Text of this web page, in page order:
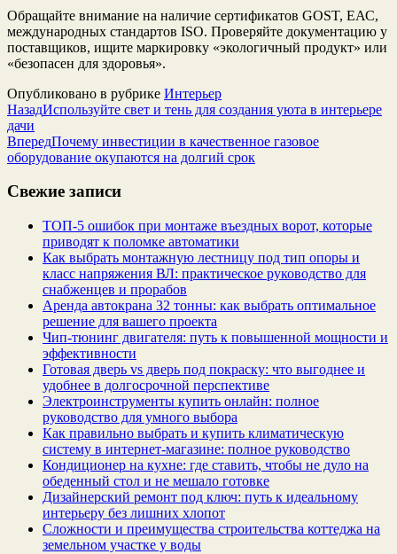
Обращайте внимание на наличие сертификатов GOST, ЕАС,
международных стандартов ISO. Проверяйте документацию у
поставщиков, ищите маркировку «экологичный продукт» или
«безопасен для здоровья».
Опубликовано в рубрике Интерьер
НазадИспользуйте свет и тень для создания уюта в интерьере
дачи
ВпередПочему инвестиции в качественное газовое
оборудование окупаются на долгий срок
Свежие записи
ТОП-5 ошибок при монтаже въездных ворот, которые
приводят к поломке автоматики
Как выбрать монтажную лестницу под тип опоры и
класс напряжения ВЛ: практическое руководство для
снабженцев и прорабов
Аренда автокрана 32 тонны: как выбрать оптимальное
решение для вашего проекта
Чип‑тюнинг двигателя: путь к повышенной мощности и
эффективности
Готовая дверь vs дверь под покраску: что выгоднее и
удобнее в долгосрочной перспективе
Электроинструменты купить онлайн: полное
руководство для умного выбора
Как правильно выбрать и купить климатическую
систему в интернет‑магазине: полное руководство
Кондиционер на кухне: где ставить, чтобы не дуло на
обеденный стол и не мешало готовке
Дизайнерский ремонт под ключ: путь к идеальному
интерьеру без лишних хлопот
Сложности и преимущества строительства коттеджа на
земельном участке у воды